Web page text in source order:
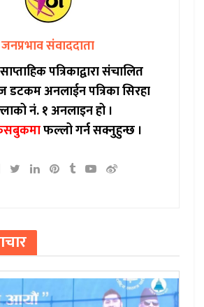
जनप्रभाव संवाददाता
पत्रिकाद्वारा संचालित
डटकम अनलाईन पत्रिका सिरहा
नं. १ अनलाइन हो ।
फल्लो गर्न सक्नुहुन्छ ।